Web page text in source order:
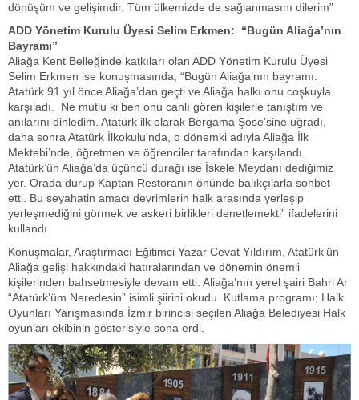
dönüşüm ve gelişimdir. Tüm ülkemizde de sağlanmasını dilerim”
ADD Yönetim Kurulu Üyesi Selim Erkmen: “Bugün Aliağa’nın
Bayramı”
Aliağa Kent Belleğinde katkıları olan ADD Yönetim Kurulu Üyesi
Selim Erkmen ise konuşmasında, “Bugün Aliağa’nın bayramı.
Atatürk 91 yıl önce Aliağa’dan geçti ve Aliağa halkı onu coşkuyla
karşıladı. Ne mutlu ki ben onu canlı gören kişilerle tanıştım ve
anılarını dinledim. Atatürk ilk olarak Bergama Şose’sine uğradı,
daha sonra Atatürk İlkokulu’nda, o dönemki adıyla Aliağa İlk
Mektebi’nde, öğretmen ve öğrenciler tarafından karşılandı.
Atatürk’ün Aliağa’da üçüncü durağı ise İskele Meydanı dediğimiz
yer. Orada durup Kaptan Restoranın önünde balıkçılarla sohbet
etti. Bu seyahatin amacı devrimlerin halk arasında yerleşip
yerleşmediğini görmek ve askeri birlikleri denetlemekti” ifadelerini
kullandı.
Konuşmalar, Araştırmacı Eğitimci Yazar Cevat Yıldırım, Atatürk’ün
Aliağa gelişi hakkındaki hatıralarından ve dönemin önemli
kişilerinden bahsetmesiyle devam etti. Aliağa’nın yerel şairi Bahri Ar
“Atatürk’üm Neredesin” isimli şiirini okudu. Kutlama programı; Halk
Oyunları Yarışmasında İzmir birincisi seçilen Aliağa Belediyesi Halk
oyunları ekibinin gösterisiyle sona erdi.